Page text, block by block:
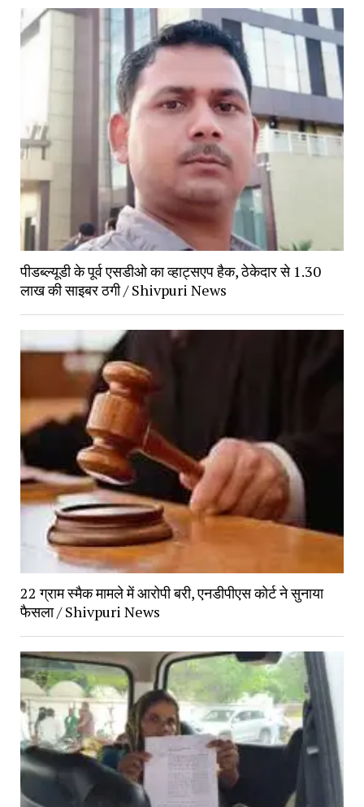
पीडब्ल्यूडी के पूर्व एसडीओ का व्हाट्सएप हैक, ठेकेदार से 1.30
लाख की साइबर ठगी / Shivpuri News
22 ग्राम स्मैक मामले में आरोपी बरी, एनडीपीएस कोर्ट ने सुनाया
फैसला / Shivpuri News